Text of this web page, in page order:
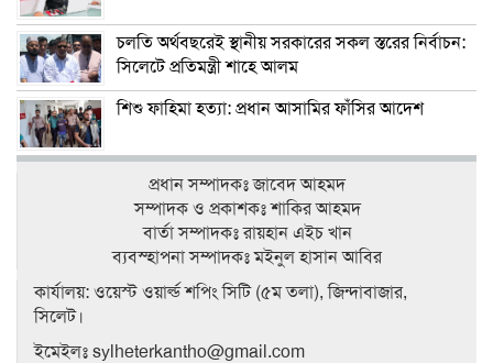
চলতি অর্থবছরেই স্থানীয় সরকারের সকল স্তরের নির্বাচন:
সিলেটে প্রতিমন্ত্রী শাহে আলম
শিশু ফাহিমা হত্যা: প্রধান আসামির ফাঁসির আদেশ
প্রধান সম্পাদকঃ জাবেদ আহমদ
সম্পাদক ও প্রকাশকঃ শাকির আহমদ
বার্তা সম্পাদকঃ রায়হান এইচ খান
ব‍্যবস্হাপনা সম্পাদকঃ মইনুল হাসান আবির
কার্যালয়: ওয়েস্ট ওয়ার্ল্ড শপিং সিটি (৫ম তলা), জিন্দাবাজার,
সিলেট।
ইমেইলঃ sylheterkantho@gmail.com